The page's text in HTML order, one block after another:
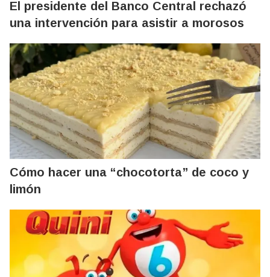
El presidente del Banco Central rechazó
una intervención para asistir a morosos
Cómo hacer una “chocotorta” de coco y
limón